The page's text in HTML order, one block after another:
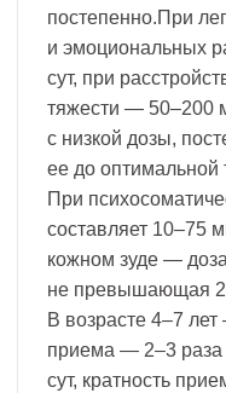
постепенно.При
и эмоциональных
сут, при
тяжести — 50–200
с низкой дозы,
ее до оптимальной
При
составляет 10–75
кожном зуде —
не превышающая
В возрасте 4–7
приема — 2–3 раза
сут, кратность